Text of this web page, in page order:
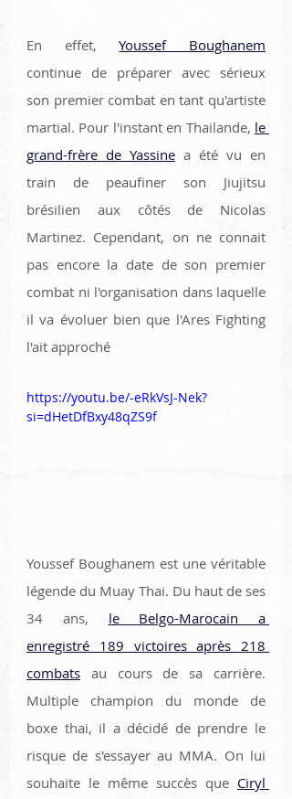
En effet, Youssef Boughanem
continue de préparer avec sérieux
son premier combat en tant qu'artiste
martial. Pour l'instant en Thailande, le
grand-frère de Yassine a été vu en
train de peaufiner son Jiujitsu
brésilien aux côtés de Nicolas
Martinez. Cependant, on ne connait
pas encore la date de son premier
combat ni l'organisation dans laquelle
il va évoluer bien que l'Ares Fighting
l'ait approché
https://youtu.be/-eRkVsJ-Nek?
si=dHetDfBxy48qZS9f
Youssef Boughanem est une véritable
légende du Muay Thai. Du haut de ses
34 ans, le Belgo-Marocain a
enregistré 189 victoires après 218
combats au cours de sa carrière.
Multiple champion du monde de
boxe thai, il a décidé de prendre le
risque de s'essayer au MMA. On lui
souhaite le même succès que Ciryl